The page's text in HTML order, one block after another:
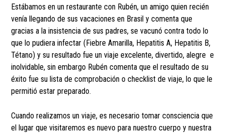
Estábamos en un restaurante con Rubén, un amigo quien recién
venía llegando de sus vacaciones en Brasil y comenta que
gracias a la insistencia de sus padres, se vacunó contra todo lo
que lo pudiera infectar (Fiebre Amarilla, Hepatitis A, Hepatitis B,
Tétano) y su resultado fue un viaje excelente, divertido, alegre e
inolvidable, sin embargo Rubén comenta que el resultado de su
éxito fue su lista de comprobación o checklist de viaje, lo que le
permitió estar preparado.
Cuando realizamos un viaje, es necesario tomar consciencia que
el lugar que visitaremos es nuevo para nuestro cuerpo y nuestra